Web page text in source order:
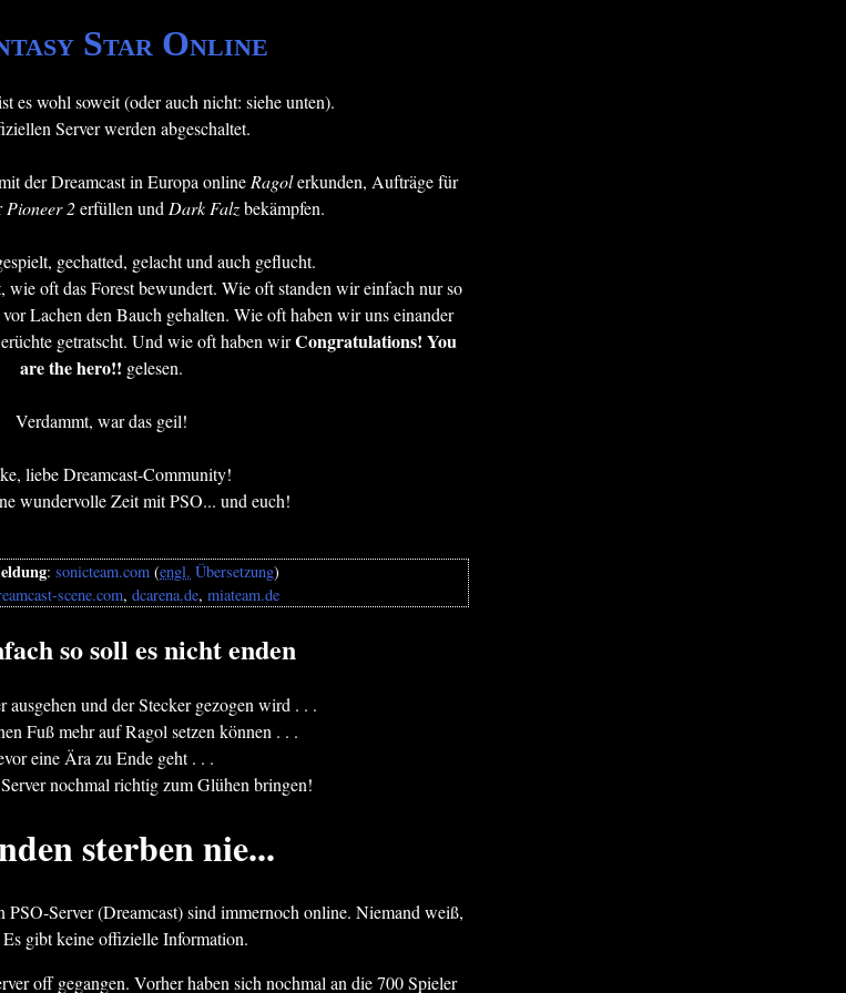
Star Online
es wohl soweit (oder auch nicht: siehe unten).
Server werden abgeschaltet.
der Dreamcast in Europa online Ragolerkunden, Aufträge für
Pioneer 2erfüllen und Dark Falzbekämpfen.
gechatted, gelacht und auch geflucht.
oft das Forest bewundert. Wie oft standen wir einfach nur so
Lachen den Bauch gehalten. Wie oft haben wir uns einander
getratscht. Und wie oft haben wirCongratulations! You
are the hero!! gelesen.
Verdammt, war das geil!
liebe Dreamcast-Community!
wundervolle Zeit mit PSO... und euch!
: sonicteam.com (engl. Übersetzung)
scene.com, dcarena.de, miateam.de
so soll es nicht enden
ausgehen und der Stecker gezogen wird . . .
Fuß mehr auf Ragol setzen können . . .
eine Ära zu Ende geht . . .
nochmal richtig zum Glühen bringen!
sterben nie...
Server (Dreamcast) sind immernoch online. Niemand weiß,
gibt keine offizielle Information.
off gegangen. Vorher haben sich nochmal an die 700 Spieler